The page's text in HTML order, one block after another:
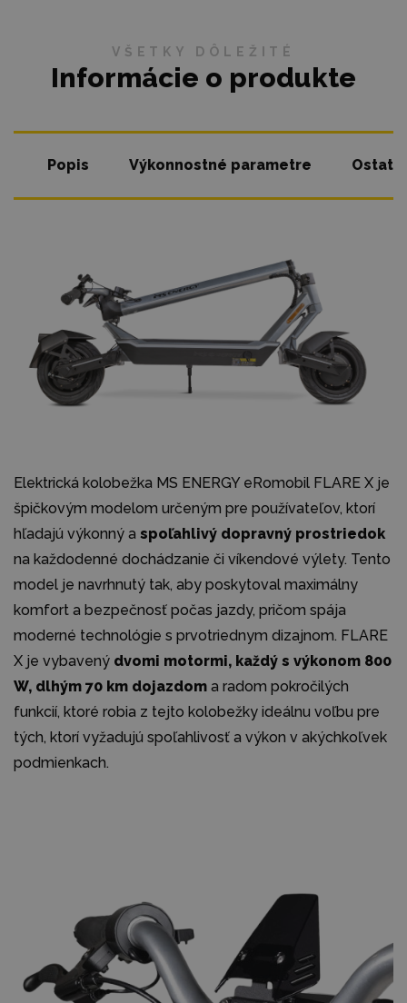
VŠETKY DÔLEŽITÉ
Informácie o produkte
Popis Výkonnostné parametre
Elektrická kolobežka MS ENERGY eRomobil FLARE X je
špičkovým modelom určeným pre používateľov, ktorí
hľadajú výkonný a spoľahlivý dopravný prostriedok
na každodenné dochádzanie či víkendové výlety. Tento
model je navrhnutý tak, aby poskytoval maximálny
komfort a bezpečnosť počas jazdy, pričom spája
moderné technológie s prvotriednym dizajnom. FLARE
X je vybavený dvomi motormi, každý s výkonom 800
W, dlhým 70 km dojazdom a radom pokročilých
funkcií, ktoré robia z tejto kolobežky ideálnu voľbu pre
tých, ktorí vyžadujú spoľahlivosť a výkon v akýchkoľvek
podmienkach.